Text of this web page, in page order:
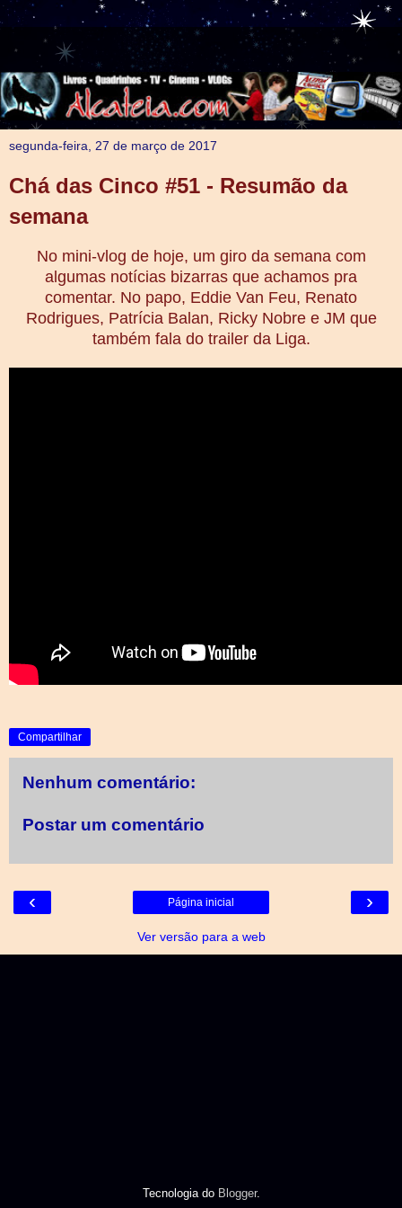
segunda-feira, 27 de março de 2017
Chá das Cinco #51 - Resumão da
semana
No mini-vlog de hoje, um giro da semana com
algumas notícias bizarras que achamos pra
comentar. No papo, Eddie Van Feu, Renato
Rodrigues, Patrícia Balan, Ricky Nobre e JM que
também fala do trailer da Liga.
Compartilhar
Nenhum comentário:
Postar um comentário
‹ ›
Página inicial
Ver versão para a web
Tecnologia do Blogger.